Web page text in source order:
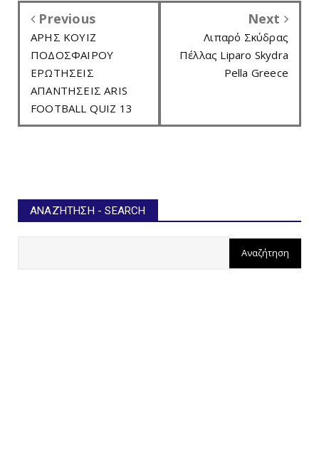
Previous
ΑΡΗΣ ΚΟΥΙΖ
ΠΟΔΟΣΦΑΙΡΟΥ
ΕΡΩΤΗΣΕΙΣ
ΑΠΑΝΤΗΣΕΙΣ ARIS
FOOTBALL QUIZ 13
Next
Λιπαρό Σκύδρας
Πέλλας Liparo Skydra
Pella Greece
ΑΝΑΖΉΤΗΣΗ - SEARCH